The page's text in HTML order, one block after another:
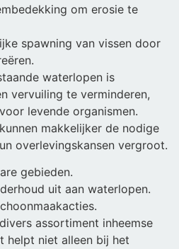
om erosie te
spawning van vissen door
waterlopen is
vervuiling te verminderen,
levende organismen.
makkelijker de nodige
overlevingskansen vergroot.
gebieden.
uit aan waterlopen.
assortiment inheemse
helpt niet alleen bij het